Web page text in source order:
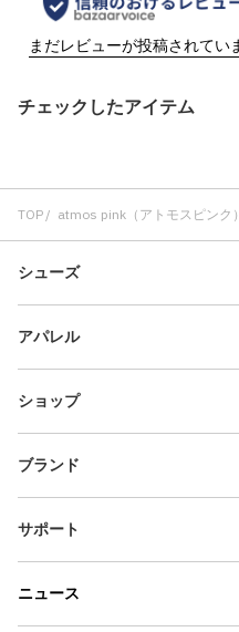
チェックしたアイテム
TOP atmos pink（アトモスピンク）
シューズ
アパレル
ショップ
ブランド
サポート
ニュース